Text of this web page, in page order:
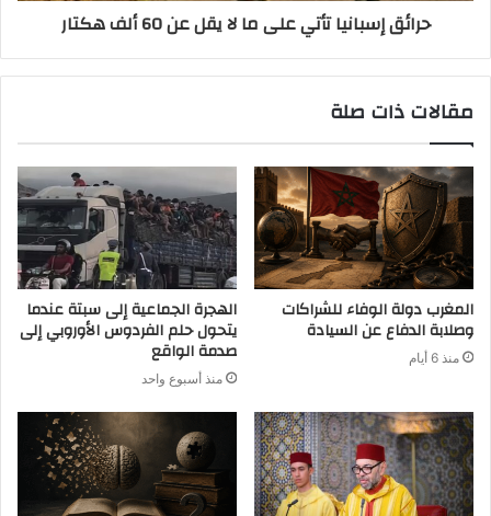
حرائق إسبانيا تأتي على ما لا يقل عن 60 ألف هكتار
مقالات ذات صلة
المغرب دولة الوفاء للشراكات
وصلابة الدفاع عن السيادة
منذ 6 أيام
الهجرة الجماعية إلى سبتة عندما
يتحول حلم الفردوس الأوروبي إلى
صدمة الواقع
منذ أسبوع واحد